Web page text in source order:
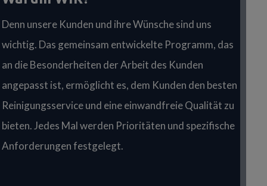
Denn unsere Kunden und ihre Wünsche sind uns
wichtig. Das gemeinsam entwickelte Programm, das
an die Besonderheiten der Arbeit des Kunden
angepasst ist, ermöglicht es, dem Kunden den besten
Reinigungsservice und eine einwandfreie Qualität zu
bieten. Jedes Mal werden Prioritäten und spezifische
Anforderungen festgelegt.